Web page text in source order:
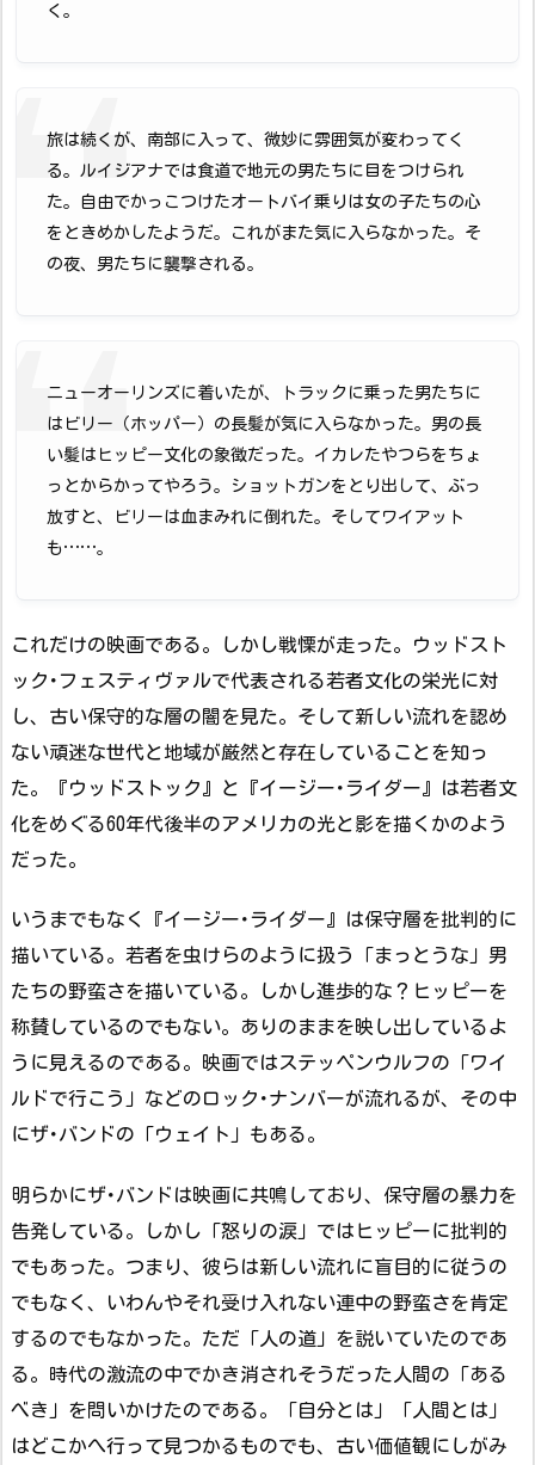
く。
旅は続くが、南部に入って、微妙に雰囲気が変わってく
る。ルイジアナでは食道で地元の男たちに目をつけられ
た。自由でかっこつけたオートバイ乗りは女の子たちの心
をときめかしたようだ。これがまた気に入らなかった。そ
の夜、男たちに襲撃される。
ニューオーリンズに着いたが、トラックに乗った男たちに
はビリー（ホッパー）の長髪が気に入らなかった。男の長
い髪はヒッピー文化の象徴だった。イカレたやつらをちょ
っとからかってやろう。ショットガンをとり出して、ぶっ
放すと、ビリーは血まみれに倒れた。そしてワイアット
も……。
これだけの映画である。しかし戦慄が走った。ウッドスト
ック･フェスティヴァルで代表される若者文化の栄光に対
し、古い保守的な層の闇を見た。そして新しい流れを認め
ない頑迷な世代と地域が厳然と存在していることを知っ
た。『ウッドストック』と『イージー･ライダー』は若者文
化をめぐる60年代後半のアメリカの光と影を描くかのよう
だった。
いうまでもなく『イージー･ライダー』は保守層を批判的に
描いている。若者を虫けらのように扱う「まっとうな」男
たちの野蛮さを描いている。しかし進歩的な？ヒッピーを
称賛しているのでもない。ありのままを映し出しているよ
うに見えるのである。映画ではステッペンウルフの「ワイ
ルドで行こう」などのロック･ナンバーが流れるが、その中
にザ･バンドの「ウェイト」もある。
明らかにザ･バンドは映画に共鳴しており、保守層の暴力を
告発している。しかし「怒りの涙」ではヒッピーに批判的
でもあった。つまり、彼らは新しい流れに盲目的に従うの
でもなく、いわんやそれ受け入れない連中の野蛮さを肯定
するのでもなかった。ただ「人の道」を説いていたのであ
る。時代の激流の中でかき消されそうだった人間の「ある
べき」を問いかけたのである。「自分とは」「人間とは」
はどこかへ行って見つかるものでも、古い価値観にしがみ